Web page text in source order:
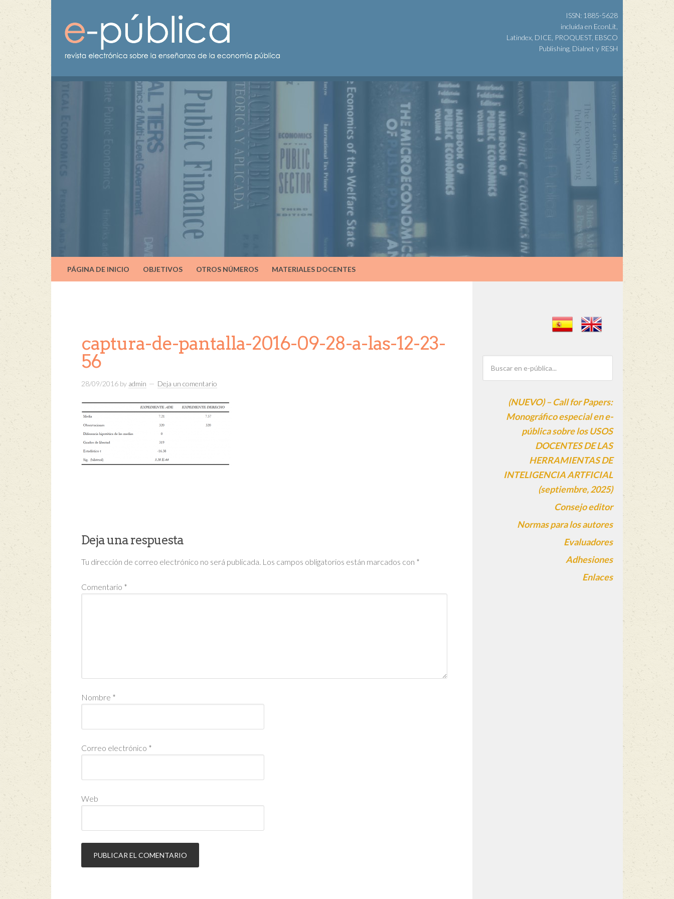
ISSN: 1885-5628
incluida en EconLit,
Latindex, DICE, PROQUEST, EBSCO
Publishing, Dialnet y RESH
PÁGINA DE INICIO OBJETIVOS OTROS NÚMEROS MATERIALES DOCENTES
captura-de-pantalla-2016-09-28-a-las-12-23-
56
28/09/2016 by admin Deja un comentario
Deja una respuesta
Tu dirección de correo electrónico no será publicada. Los campos obligatorios están marcados con *
Comentario *
Nombre *
Correo electrónico *
Web
(NUEVO) – Call for Papers:
Monográfico especial en e-
pública sobre los USOS
DOCENTES DE LAS
HERRAMIENTAS DE
INTELIGENCIA ARTFICIAL
(septiembre, 2025)
Consejo editor
Normas para los autores
Evaluadores
Adhesiones
Enlaces